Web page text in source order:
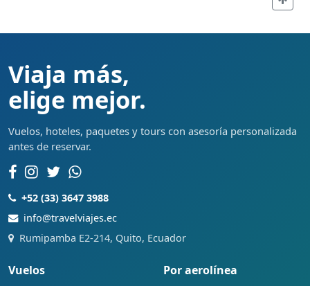
Viaja más,
elige mejor.
Vuelos, hoteles, paquetes y tours con asesoría personalizada
antes de reservar.
+52 (33) 3647 3988
info@travelviajes.ec
Rumipamba E2-214, Quito, Ecuador
Vuelos Por aerolínea